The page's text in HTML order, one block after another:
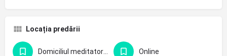
Locația predării
Online